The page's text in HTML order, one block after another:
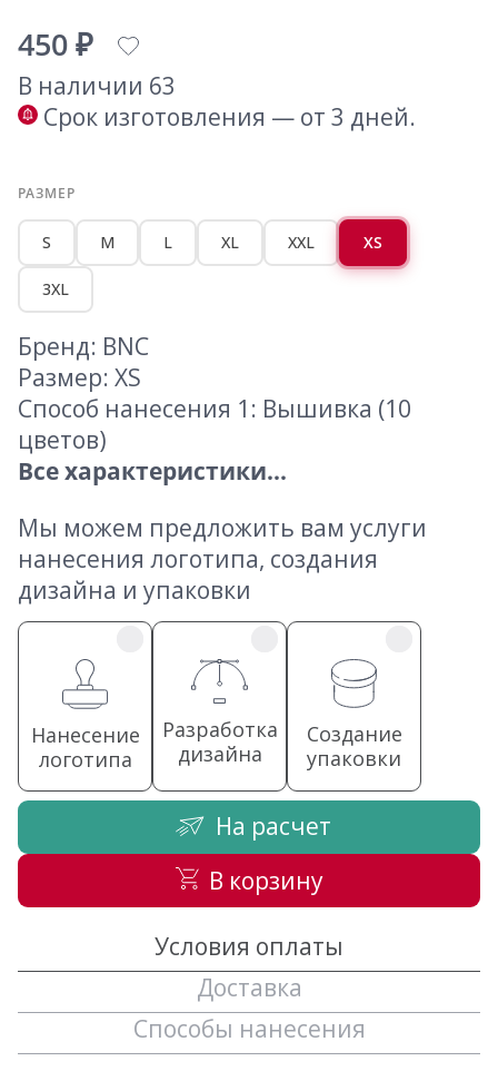
450 ₽
В наличии 63
Срок изготовления — от 3 дней.
РАЗМЕР
S M L XL XXL XS
3XL
Бренд: BNC
Размер: XS
Способ нанесения 1: Вышивка (10
цветов)
Все характеристики...
Мы можем предложить вам услуги
нанесения логотипа, создания
дизайна и упаковки
Нанесение
логотипа
Разработка
дизайна
Создание
упаковки
На расчет
В корзину
Условия оплаты
Доставка
Способы нанесения